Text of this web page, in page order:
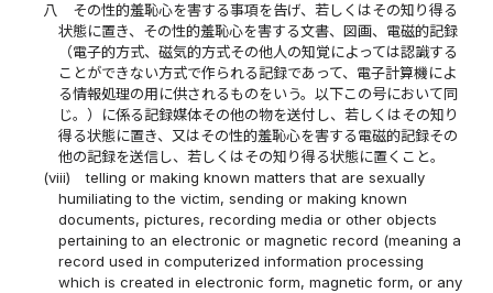
八
その性的羞恥心を害する事項を告げ、若しくはその知り得る
状態に置き、その性的羞恥心を害する文書、図画、電磁的記録
（電子的方式、磁気的方式その他人の知覚によっては認識する
ことができない方式で作られる記録であって、電子計算機によ
る情報処理の用に供されるものをいう。以下この号において同
じ。）に係る記録媒体その他の物を送付し、若しくはその知り
得る状態に置き、又はその性的羞恥心を害する電磁的記録その
他の記録を送信し、若しくはその知り得る状態に置くこと。
(viii)
telling or making known matters that are sexually
humiliating to the victim, sending or making known
documents, pictures, recording media or other objects
pertaining to an electronic or magnetic record (meaning a
record used in computerized information processing
which is created in electronic form, magnetic form, or any